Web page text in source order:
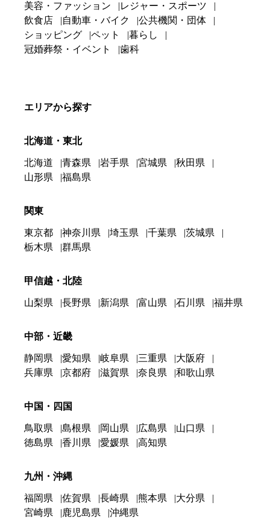
美容・ファッション
レジャー・スポーツ
飲食店
自動車・バイク
公共機関・団体
ショッピング
ペット
暮らし
冠婚葬祭・イベント
歯科
エリアから探す
北海道・東北
北海道 青森県 岩手県 宮城県
秋田県
山形県
福島県
関東
東京都 神奈川県 埼玉県 千葉県
茨城県
栃木県
群馬県
甲信越・北陸
山梨県 長野県 新潟県 富山県 石川県 福井県
中部・近畿
静岡県 愛知県 岐阜県 三重県
大阪府
兵庫県
京都府 滋賀県 奈良県 和歌山県
中国・四国
鳥取県 島根県 岡山県 広島県
山口県
徳島県
香川県 愛媛県 高知県
九州・沖縄
福岡県 佐賀県 長崎県 熊本県
大分県
宮崎県
鹿児島県 沖縄県